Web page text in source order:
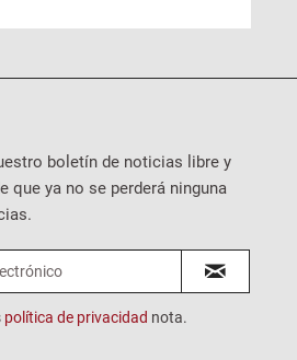
boletín de noticias libre y
que ya no se perderá ninguna
política de privacidad nota.